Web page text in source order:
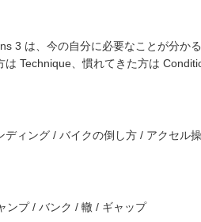
3 は、今の自分に必要なことが分かる
Technique、慣れてきた方は
ディング / バイクの倒し方 / アクセル
ンプ / バンク / 轍 / ギャップ